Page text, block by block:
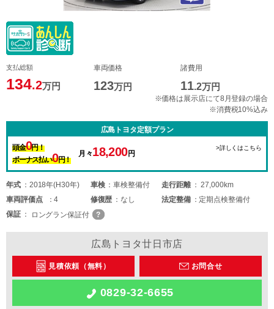
支払総額
134.2万円
車両価格
123万円
諸費用
11.2万円
※価格は展示店にて8月登録の場合
※消費税10%込み
広島トヨタ定額プラン
頭金0円！
ボーナス払い0円！
月々18,200円
>詳しくはこちら
年式 2018年(H30年) 車検 車検整備付 走行距離
27,000km
車両評価点 4 修復歴 なし 法定整備
定期点検整備付
保証
ロングラン保証付
広島トヨタ廿日市店
見積依頼（無料） お問合せ
0829-32-6655